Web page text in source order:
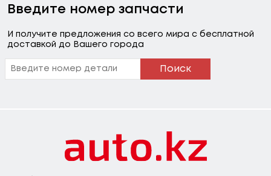
Введите номер запчасти
И получите предложения со всего мира с бесплатной
доставкой до Вашего города
Поиск